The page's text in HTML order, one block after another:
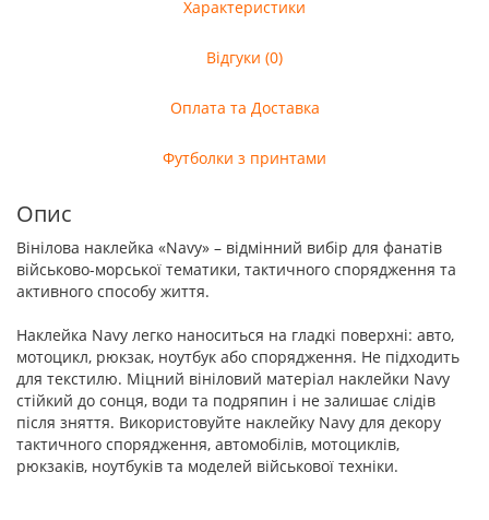
Характеристики
Відгуки (0)
Оплата та Доставка
Футболки з принтами
Опис
Вінілова наклейка «Navy» – відмінний вибір для фанатів
військово-морської тематики, тактичного спорядження та
активного способу життя.
Наклейка Navy легко наноситься на гладкі поверхні: авто,
мотоцикл, рюкзак, ноутбук або спорядження. Не підходить
для текстилю. Міцний вініловий матеріал наклейки Navy
стійкий до сонця, води та подряпин і не залишає слідів
після зняття. Використовуйте наклейку Navy для декору
тактичного спорядження, автомобілів, мотоциклів,
рюкзаків, ноутбуків та моделей військової техніки.